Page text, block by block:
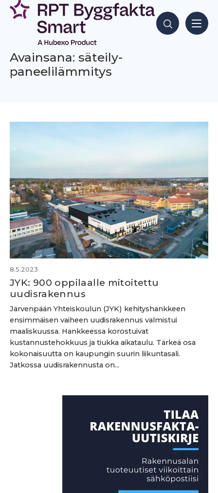
Siirry
sisältöön
Hae sisältöjä
Avainsana: säteily­
paneelilämmitys
8.5.2023
JYK: 900 oppilaalle mitoitettu
uudisrakennus
Järvenpään Yhteiskoulun (JYK) kehityshankkeen
ensimmäisen vaiheen uudisrakennus valmistui
maaliskuussa. Hankkeessa korostuivat
kustannustehokkuus ja tiukka aikataulu. Tärkeä osa
kokonaisuutta on kaupungin suurin liikuntasali.
Jatkossa uudisrakennusta on...